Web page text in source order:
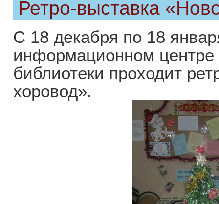
Ретро-выставка
С 18 декабря по 18
информационном
библиотеки проходит
хоровод».